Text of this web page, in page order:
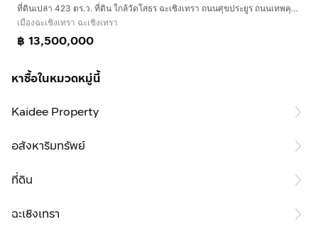
ที่ดินเปล่า 423 ตร.ว. ที่ดิน ใกล้วัดโสธร ฉะเชิงเทรา ถนนศุขประยูร ถนนเทพคุณากร เมืองฉะเชิงเทรา ฉะเชิงเทรา
เมืองฉะเชิงเทรา ฉะเชิงเทรา
฿ 13,500,000
หาซื้อในหมวดหมู่นี้
Kaidee Property
อสังหาริมทรัพย์
ที่ดิน
ฉะเชิงเทรา